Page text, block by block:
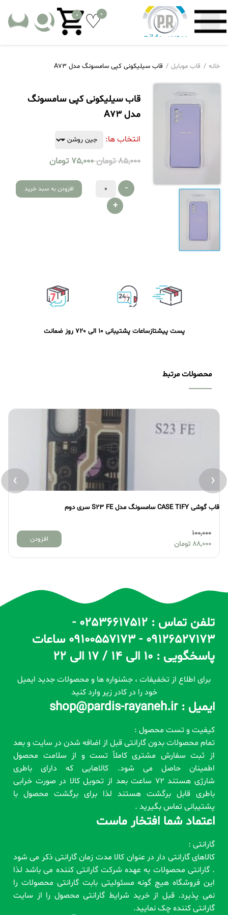
0
0
خانه قاب موبایل قاب سیلیکونی کپی سامسونگ مدل A73
قاب سیلیکونی کپی سامسونگ
مدل A73
انتخاب ها:
85,000 تومان 75,000 تومان
-
+
افزودن به سبد خرید
پست پیشتازساعات پشتیبانی 10 الی 20 7 روز ضمانت
محصولات مرتبط
قاب گوشی CASE TIFY سامسونگ مدل S23 FE سری دوم
100,000
88,000 تومان
افزودن
‹
›
تلفن تماس : 02536617512 -
09126527173 - 09100557173 ساعات
پاسخگویی : 10 الی 14 / 17 الی 22
برای اطلاع از تخفیفات ، جشنواره ها و محصولات جدید ایمیل
خود را در کادر زیر وارد کنید
ایمیل : shop@pardis-rayaneh.ir
کیفیت و تست محصول :
تمام محصولات بدون گارانتی قبل از اضافه شدن در سایت و بعد
از ثبت سفارش مشتری کاملاً تست و از سلامت محصول
اطمینان حاصل می شود. کالاهایی که دارای باطری
شارژی هستند 72 ساعت بعد از تحویل کالا در صورت خرابی
باطری قابل برگشت هستند لذا برای برگشت محصول با
پشتیبانی تماس بگیرید .
اعتماد شما افتخار ماست
گارانتی :
کالاهای گارانتی دار در عنوان کالا مدت زمان گارانتی ذکر می شود
. گارانتی محصولات به عهده شرکت گارانتی کننده می باشد لذا
این فروشگاه هیچ گونه مسئولیتی بابت گارانتی محصولات را
نمی پذیرد. قبل از خرید شرایط گارانتی محصول را از سایت
گارانتی کننده چک نمایید.